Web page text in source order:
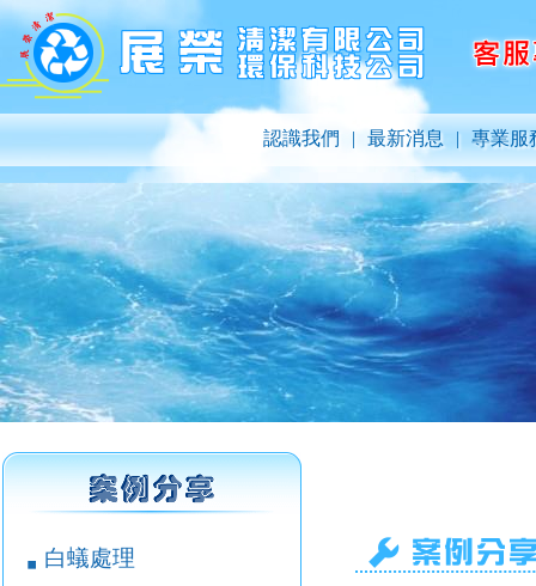
認識我們 | 最新消息 | 專業服
￭ 白蟻處理